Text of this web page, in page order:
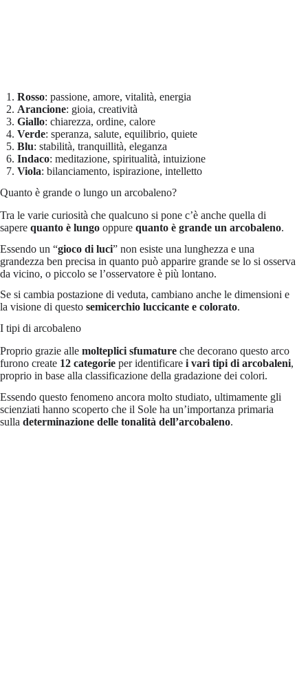
Rosso: passione, amore, vitalità, energia
Arancione: gioia, creatività
Giallo: chiarezza, ordine, calore
Verde: speranza, salute, equilibrio, quiete
Blu: stabilità, tranquillità, eleganza
Indaco: meditazione, spiritualità, intuizione
Viola: bilanciamento, ispirazione, intelletto
Quanto è grande o lungo un arcobaleno?
Tra le varie curiosità che qualcuno si pone c’è anche quella di
sapere quanto è lungo oppure quanto è grande un arcobaleno.
Essendo un “gioco di luci” non esiste una lunghezza e una
grandezza ben precisa in quanto può apparire grande se lo si osserva
da vicino, o piccolo se l’osservatore è più lontano.
Se si cambia postazione di veduta, cambiano anche le dimensioni e
la visione di questo semicerchio luccicante e colorato.
I tipi di arcobaleno
Proprio grazie alle molteplici sfumature che decorano questo arco
furono create 12 categorie per identificare i vari tipi di arcobaleni,
proprio in base alla classificazione della gradazione dei colori.
Essendo questo fenomeno ancora molto studiato, ultimamente gli
scienziati hanno scoperto che il Sole ha un’importanza primaria
sulla determinazione delle tonalità dell’arcobaleno.